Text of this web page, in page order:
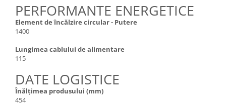
PERFORMANTE ENERGETICE
Element de încălzire circular - Putere
1400
Lungimea cablului de alimentare
115
DATE LOGISTICE
Înălțimea produsului (mm)
454